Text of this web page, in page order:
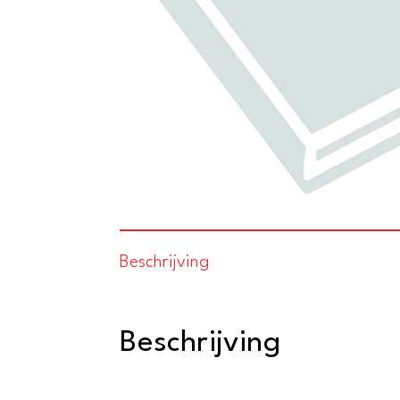
Beschrijving
Beschrijving